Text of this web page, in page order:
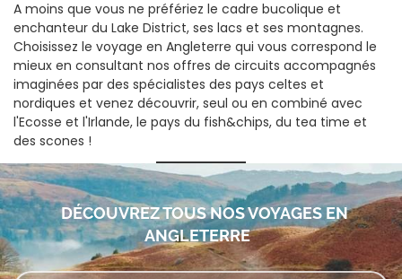
A moins que vous ne préfériez le cadre bucolique et
enchanteur du Lake District, ses lacs et ses montagnes.
Choisissez le voyage en Angleterre qui vous correspond le
mieux en consultant nos offres de circuits accompagnés
imaginées par des spécialistes des pays celtes et
nordiques et venez découvrir, seul ou en combiné avec
l'Ecosse et l'Irlande, le pays du fish&chips, du tea time et
des scones !
DÉCOUVREZ TOUS NOSVOYAGES EN
ANGLETERRE